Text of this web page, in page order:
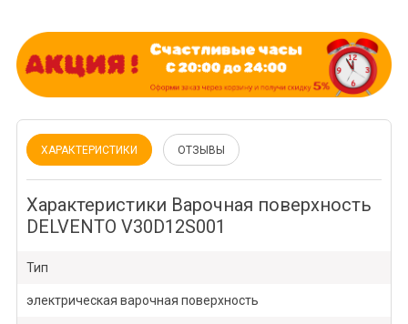
ХАРАКТЕРИСТИКИ ОТЗЫВЫ
Характеристики Варочная поверхность
DELVENTO V30D12S001
Тип
электрическая варочная поверхность